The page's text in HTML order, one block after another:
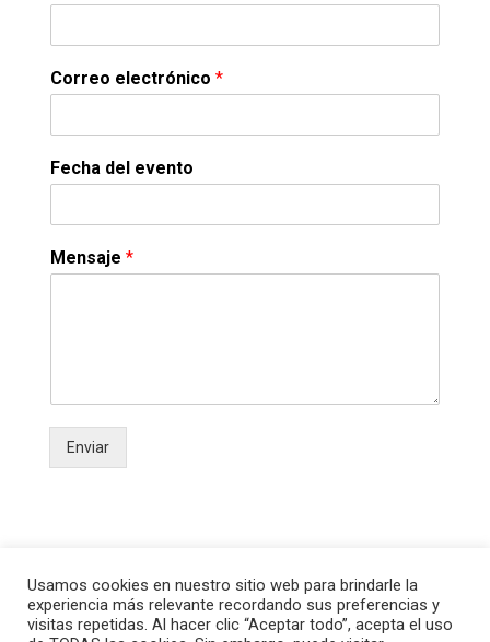
Correo electrónico *
Fecha del evento
Mensaje *
Enviar
Usamos cookies en nuestro sitio web para brindarle la
experiencia más relevante recordando sus preferencias y
visitas repetidas. Al hacer clic “Aceptar todo”, acepta el uso